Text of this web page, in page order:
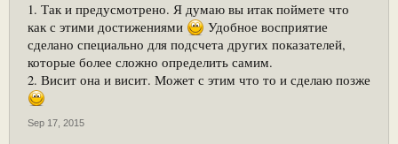
1. Так и предусмотрено. Я думаю вы итак поймете что
как с этими достижениями
Удобное восприятие
сделано специально для подсчета других показателей,
которые более сложно определить самим.
2. Висит она и висит. Может с этим что то и сделаю позже
Sep 17, 2015